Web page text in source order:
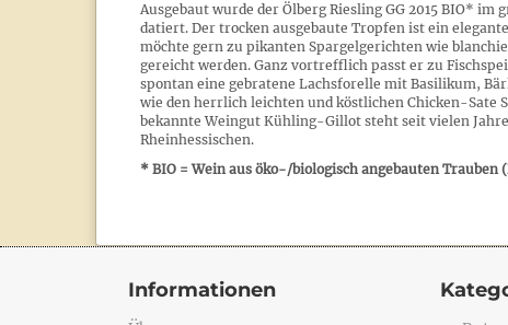
Ausgebaut wurde der Ölberg Riesling GG 2015 BIO*
datiert. Der trocken ausgebaute Tropfen ist ein
möchte gern zu pikanten Spargelgerichten wie
gereicht werden. Ganz vortrefflich passt er zu
spontan eine gebratene Lachsforelle mit Basilikum,
wie den herrlich leichten und köstlichen Chicken-Sate
bekannte Weingut Kühling-Gillot steht seit vielen
Rheinhessischen.
* BIO = Wein aus öko-/biologisch angebauten Trauben
Informationen